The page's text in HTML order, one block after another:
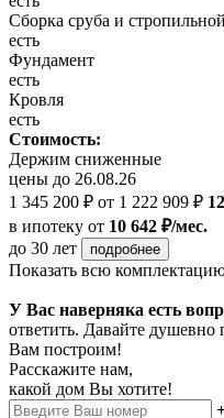
Сборка сруба и
есть
Фундамент
есть
Кровля
есть
Стоимость:
Держим сниженные
цены до 26.08.26
1 345 200 ₽ от 1 222 909 ₽
в ипотеку от 10 642 ₽/мес.
до 30 лет
подробнее
Показать всю
У Вас наверняка есть
ответить. Давайте
Вам построим!
Расскажите нам,
какой дом Вы хотите!